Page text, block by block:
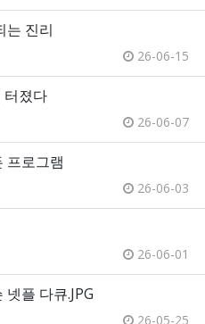
는 진리
26-06-15
터졌다
26-06-07
프로그램
26-06-03
26-06-01
플 다큐.JPG
26-05-25